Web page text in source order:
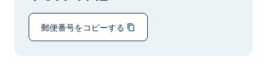
郵便番号をコピーする